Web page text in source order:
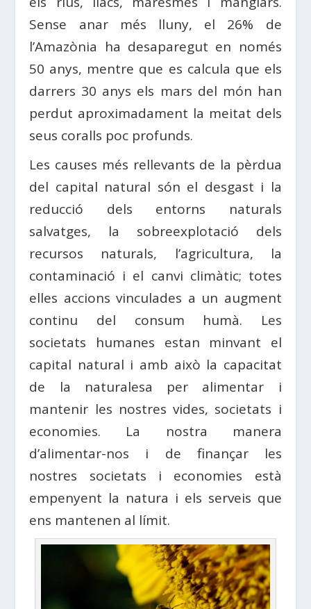
Sense anar més lluny, el 26% de
l’Amazònia ha desaparegut en només
50 anys, mentre que es calcula que els
darrers 30 anys els mars del món han
perdut aproximadament la meitat dels
seus coralls poc profunds.
Les causes més rellevants de la pèrdua
del capital natural són el desgast i la
reducció dels entorns naturals
salvatges, la sobreexplotació dels
recursos naturals, l’agricultura, la
contaminació i el canvi climàtic; totes
elles accions vinculades a un augment
continu del consum humà. Les
societats humanes estan minvant el
capital natural i amb això la capacitat
de la naturalesa per alimentar i
mantenir les nostres vides, societats i
economies. La nostra manera
d’alimentar-nos i de finançar les
nostres societats i economies està
empenyent la natura i els serveis que
ens mantenen al límit.